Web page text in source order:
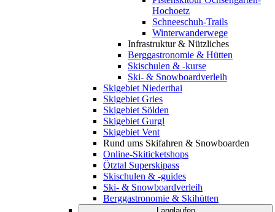
Hochoetz
Schneeschuh-Trails
Winterwanderwege
Infrastruktur & Nützliches
Berggastronomie & Hütten
Skischulen & -kurse
Ski- & Snowboardverleih
Skigebiet Niederthai
Skigebiet Gries
Skigebiet Sölden
Skigebiet Gurgl
Skigebiet Vent
Rund ums Skifahren & Snowboarden
Online-Skiticketshops
Ötztal Superskipass
Skischulen & -guides
Ski- & Snowboardverleih
Berggastronomie & Skihütten